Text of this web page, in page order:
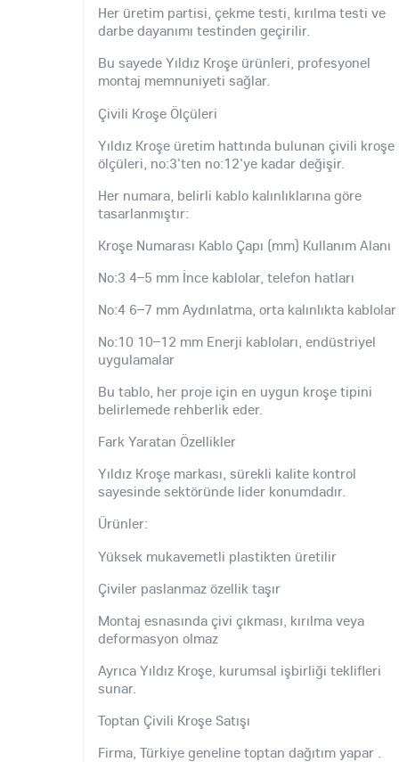
Her üretim partisi, çekme testi, kırılma testi ve
darbe dayanımı testinden geçirilir.
Bu sayede Yıldız Kroşe ürünleri, profesyonel
montaj memnuniyeti sağlar.
Çivili Kroşe Ölçüleri
Yıldız Kroşe üretim hattında bulunan çivili kroşe
ölçüleri, no:3'ten no:12'ye kadar değişir.
Her numara, belirli kablo kalınlıklarına göre
tasarlanmıştır:
Kroşe Numarası Kablo Çapı (mm) Kullanım Alanı
No:3 4–5 mm İnce kablolar, telefon hatları
No:4 6–7 mm Aydınlatma, orta kalınlıkta kablolar
No:10 10–12 mm Enerji kabloları, endüstriyel
uygulamalar
Bu tablo, her proje için en uygun kroşe tipini
belirlemede rehberlik eder.
Fark Yaratan Özellikler
Yıldız Kroşe markası, sürekli kalite kontrol
sayesinde sektöründe lider konumdadır.
Ürünler:
Yüksek mukavemetli plastikten üretilir
Çiviler paslanmaz özellik taşır
Montaj esnasında çivi çıkması, kırılma veya
deformasyon olmaz
Ayrıca Yıldız Kroşe, kurumsal işbirliği teklifleri
sunar.
Toptan Çivili Kroşe Satışı
Firma, Türkiye geneline toptan dağıtım yapar .